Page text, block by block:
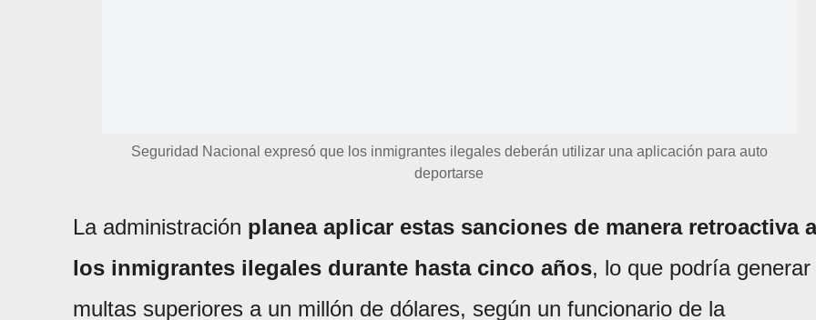
Seguridad Nacional expresó que los inmigrantes ilegales deberán utilizar una aplicación para auto
deportarse
La administración planea aplicar estas sanciones de manera retroactiva a
los inmigrantes ilegales durante hasta cinco años, lo que podría generar
multas superiores a un millón de dólares, según un funcionario de la